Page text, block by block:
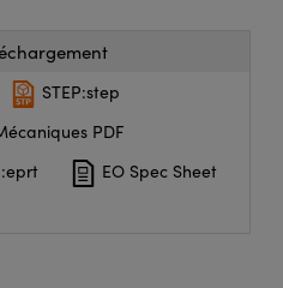
STEP:step
PDF
EO Spec Sheet